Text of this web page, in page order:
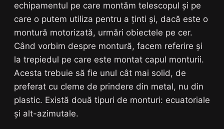
echipamentul pe care montăm telescopul și pe
care o putem utiliza pentru a ținti și, dacă este o
montură motorizată, urmări obiectele pe cer.
Când vorbim despre montură, facem referire și
la trepiedul pe care este montat capul monturii.
Acesta trebuie să fie unul cât mai solid, de
preferat cu cleme de prindere din metal, nu din
plastic. Există două tipuri de monturi: ecuatoriale
și alt-azimutale.